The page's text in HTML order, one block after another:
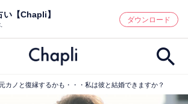
鑑定記事・占い師検索
い【Chapli】
ダウンロード
カノと復縁するかも・・・私は彼と結婚できますか？